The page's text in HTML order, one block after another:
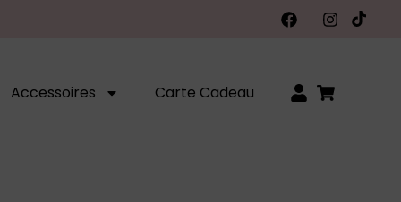
Accessoires Carte Cadeau